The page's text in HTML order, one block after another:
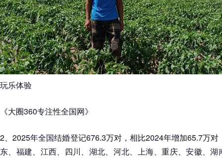
玩乐体验
《大圈360专注性全国网》
2、2025年全国结婚登记676.3万对，相比2024年增加65.7万
东、福建、江西、四川、湖北、河北、上海、重庆、安徽、